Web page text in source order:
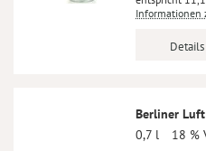
Informationen
Details
Berliner
0,7 l
18 %